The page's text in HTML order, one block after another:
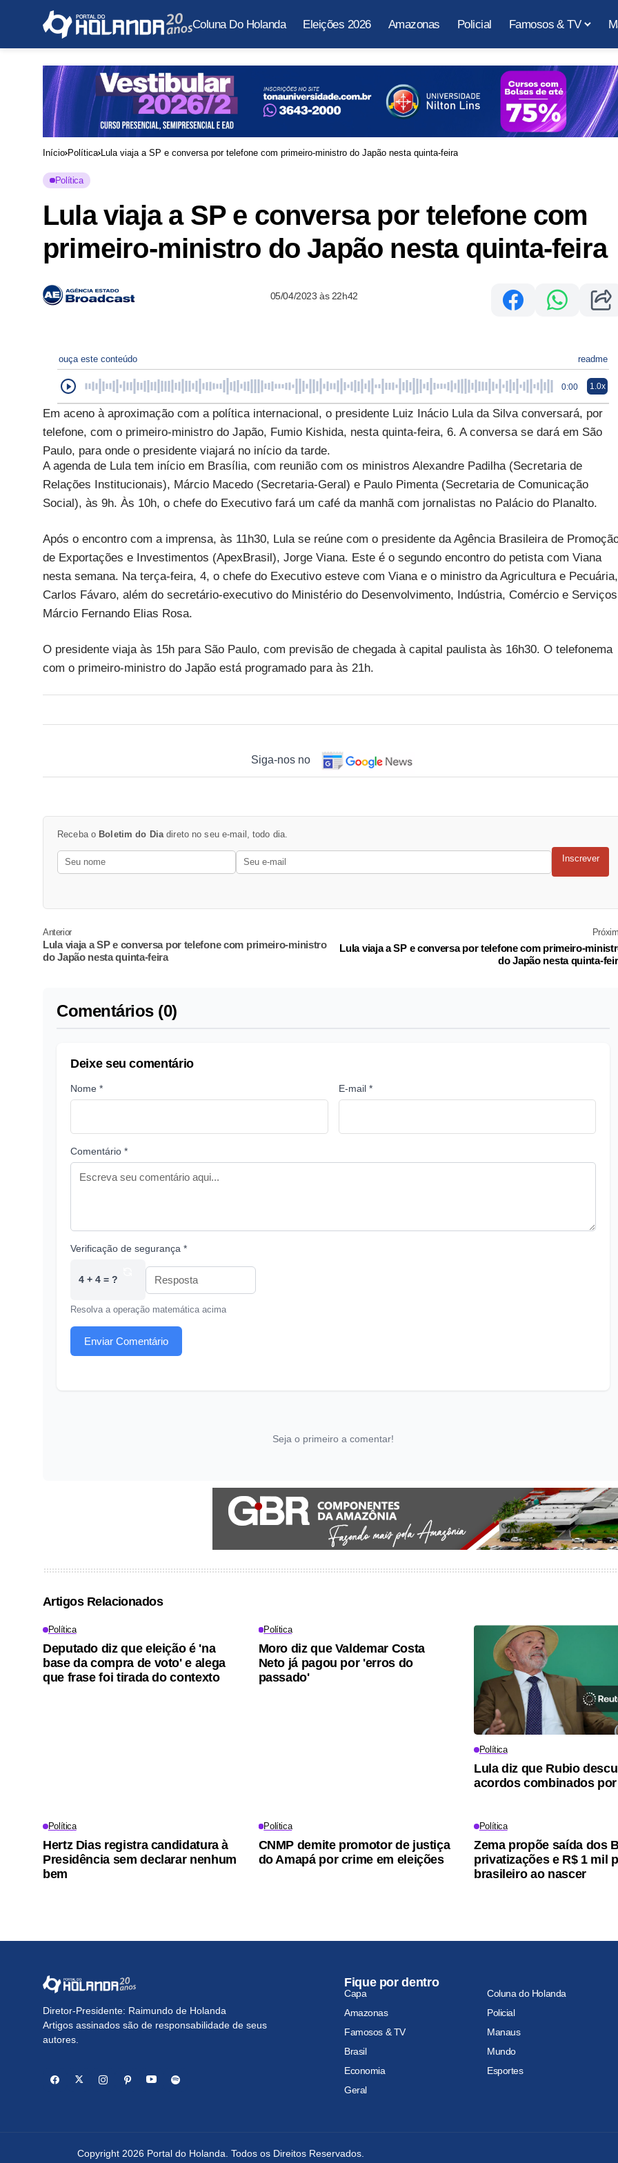
Coluna Do Holanda Eleições 2026 Amazonas Policial Famosos & TV
Início Política Lula viaja a SP e conversa por telefone com primeiro-ministro do Japão nesta quinta-feira
Política
Lula viaja a SP e conversa por telefone com
primeiro-ministro do Japão nesta quinta-feira
05/04/2023 às 22h42
ouça este conteúdo readme
0:00 1.0x
Em aceno à aproximação com a política internacional, o presidente Luiz Inácio Lula da Silva conversará, por
telefone, com o primeiro-ministro do Japão, Fumio Kishida, nesta quinta-feira, 6. A conversa se dará em São
Paulo, para onde o presidente viajará no início da tarde.
A agenda de Lula tem início em Brasília, com reunião com os ministros Alexandre Padilha (Secretaria de
Relações Institucionais), Márcio Macedo (Secretaria-Geral) e Paulo Pimenta (Secretaria de Comunicação
Social), às 9h. Às 10h, o chefe do Executivo fará um café da manhã com jornalistas no Palácio do Planalto.
Após o encontro com a imprensa, às 11h30, Lula se reúne com o presidente da Agência Brasileira de
de Exportações e Investimentos (ApexBrasil), Jorge Viana. Este é o segundo encontro do petista com Viana
nesta semana. Na terça-feira, 4, o chefe do Executivo esteve com Viana e o ministro da Agricultura e Pecuária,
Carlos Fávaro, além do secretário-executivo do Ministério do Desenvolvimento, Indústria, Comércio e
Márcio Fernando Elias Rosa.
O presidente viaja às 15h para São Paulo, com previsão de chegada à capital paulista às 16h30. O telefonema
com o primeiro-ministro do Japão está programado para às 21h.
Siga-nos no
Receba o Boletim do Dia direto no seu e-mail, todo dia.
Inscrever
Anterior
Lula viaja a SP e conversa por telefone com primeiro-ministro
do Japão nesta quinta-feira
Lula viaja a SP e conversa por telefone com primeiro-
do Japão nesta quinta-
Comentários (0)
Deixe seu comentário
Nome * E-mail *
Comentário *
Verificação de segurança *
4 + 4 = ?
Resolva a operação matemática acima
Enviar Comentário
Seja o primeiro a comentar!
Artigos Relacionados
Política
Deputado diz que eleição é 'na
base da compra de voto' e alega
que frase foi tirada do contexto
Política
Moro diz que Valdemar Costa
Neto já pagou por 'erros do
passado'
Política
Lula diz que Rubio
acordos combinados
Política
Hertz Dias registra candidatura à
Presidência sem declarar nenhum
bem
Política
CNMP demite promotor de justiça
do Amapá por crime em eleições
Política
Zema propõe saída dos
privatizações e R$ 1 mil
brasileiro ao nascer
Diretor-Presidente: Raimundo de Holanda
Artigos assinados são de responsabilidade de seus
autores.
Fique por dentro
Capa
Coluna do Holanda
Amazonas
Policial
Famosos & TV
Manaus
Brasil
Mundo
Economia
Esportes
Geral
Copyright 2026 Portal do Holanda. Todos os Direitos Reservados.